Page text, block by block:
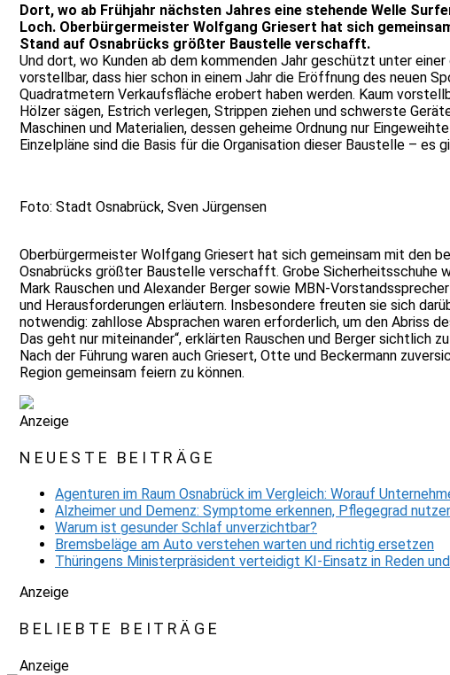
Dort, wo ab Frühjahr nächsten Jahres eine stehende Welle
Loch. Oberbürgermeister Wolfgang Griesert hat sich
Stand auf Osnabrücks größter Baustelle verschafft.
Und dort, wo Kunden ab dem kommenden Jahr geschützt unter
vorstellbar, dass hier schon in einem Jahr die Eröffnung des neuen
Quadratmetern Verkaufsfläche erobert haben werden. Kaum
Hölzer sägen, Estrich verlegen, Strippen ziehen und schwerste
Maschinen und Materialien, dessen geheime Ordnung nur
Einzelpläne sind die Basis für die Organisation dieser Baustelle –
Foto: Stadt Osnabrück, Sven Jürgensen
Oberbürgermeister Wolfgang Griesert hat sich gemeinsam mit den
Osnabrücks größter Baustelle verschafft. Grobe
Mark Rauschen und Alexander Berger sowie MBN-
und Herausforderungen erläutern. Insbesondere freuten sie sich
notwendig: zahllose Absprachen waren erforderlich, um den Abriss
Das geht nur miteinander“, erklärten Rauschen und Berger sichtlich
Nach der Führung waren auch Griesert, Otte und Beckermann
Region gemeinsam feiern zu können.
Anzeige
NEUESTE BEITRÄGE
Agenturen im Raum Osnabrück im Vergleich: Worauf
Alzheimer und Demenz: Symptome erkennen, Pflegegrad
Warum ist gesunder Schlaf unverzichtbar?
Bremsbeläge am Auto verstehen warten und richtig ersetzen
Thüringens Ministerpräsident verteidigt KI-Einsatz in Reden
Anzeige
BELIEBTE BEITRÄGE
Anzeige